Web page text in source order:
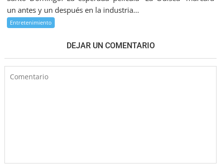
un antes y un después en la industria...
Entretenimiento
DEJAR UN COMENTARIO